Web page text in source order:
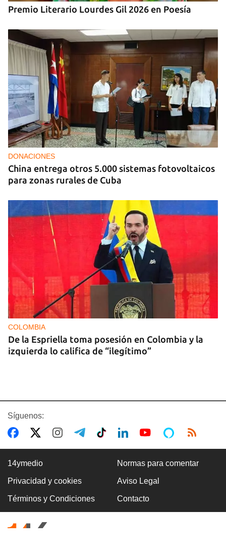
Premio Literario Lourdes Gil 2026 en Poesía
DONACIONES
China entrega otros 5.000 sistemas fotovoltaicos
para zonas rurales de Cuba
COLOMBIA
De la Espriella toma posesión en Colombia y la
izquierda lo califica de “ilegítimo”
BOXEO
El boxeo masculino cubano se quedó sin títulos
en Santo Domingo
Síguenos:
14ymedio Normas para comentar
Privacidad y cookies Aviso Legal
Términos y Condiciones Contacto